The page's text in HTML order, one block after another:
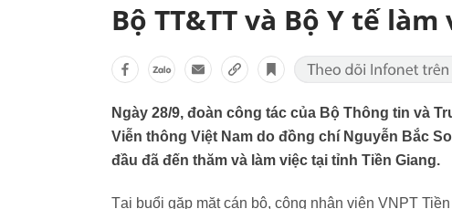
Bộ TT&TT và Bộ Y tế
Ngày 28/9, đoàn công tác của Bộ Thông tin và
Viễn thông Việt Nam do đồng chí Nguyễn Bắc
đầu đã đến thăm và làm việc tại tỉnh Tiền Giang.
Tại buổi gặp mặt cán bộ, công nhân viên VNPT